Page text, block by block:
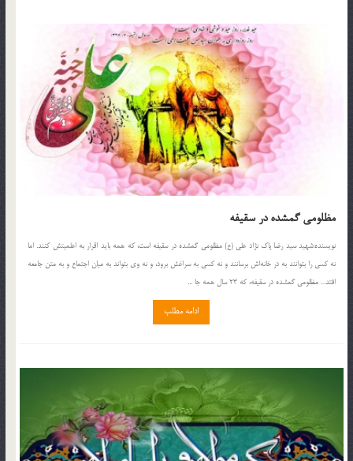
مظلومى گمشده در سقيفه
نويسنده:شهيد سيد رضا پاك نژاد على (ع) مظلومى گمشده در سقيفه است، كه همه بايد اقرار به اعلميتش كنند. اما
نه كسى را بتوانند به در خانه‌اش برسانند و نه كسى به سراغش برود، و نه وى بتواند به ميان اجتماع و به متن جامعه
افتد… مظلومى گمشده در سقيفه، كه 23 سال همه جا ...
ادامه مطلب